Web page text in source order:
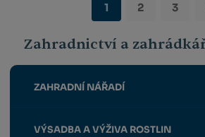
1 2 3
Zahradnictví a
ZAHRADNÍ NÁŘADÍ
VÝSADBA A VÝŽIVA ROSTLIN